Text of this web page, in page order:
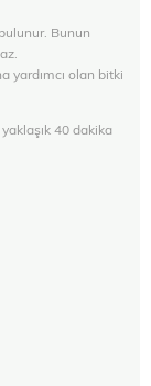
Bunun
yardımcı olan bitki
40 dakika